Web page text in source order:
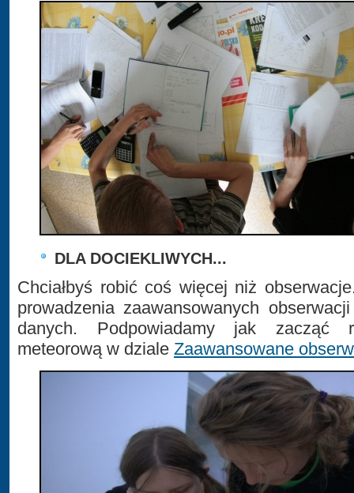
DLA DOCIEKLIWYCH...
Chciałbyś robić coś więcej niż
prowadzenia zaawansowanych
danych. Podpowiadamy jak zacząć
meteorową w dziale Zaawansowane